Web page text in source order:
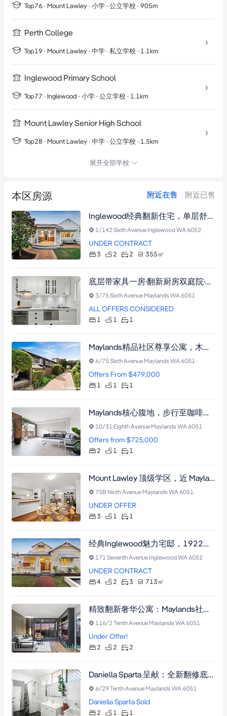
Top76 · Mount Lawley · 小学 · 公立学校 · 905m
Perth College
Top19 · Mount Lawley · 中学 · 私立学校 · 1.1km
Inglewood Primary School
Top77 · Inglewood · 小学 · 公立学校 · 1.1km
Mount Lawley Senior High School
Top28 · Mount Lawley · 中学 · 公立学校 · 1.5km
展开全部学校
本区房源 附近在售 附近已售
Inglewood经典翻新住宅，单层舒适户型，步行至Beaufort Street，私密花园与北向露台。
1/142 Sixth Avenue Inglewood WA 6052
UNDER CONTRACT
3 2 2 355 ㎡
底层带家具一房·翻新厨房双庭院·近Maylands车站商圈
3/75 Sixth Avenue Maylands WA 6051
ALL OFFERS CONSIDERED
1 1 1
Maylands精品社区尊享公寓，木地板配阳台及步入式衣帽间，毗邻田园便利生活。
6/75 Sixth Avenue Maylands WA 6051
Offers From $479,000
1 1 1
Maylands核心腹地，步行至咖啡馆与火车站，私享超大阳台，两房公寓尽显悠闲生活。
10/31 Eighth Avenue Maylands WA 6051
Offers from $725,000
2 1 1
Mount Lawley 顶级学区，近 Maylands 火车站，三卧精致居所，带顶休闲区配充裕储物空间。
75B Ninth Avenue Maylands WA 6051
UNDER OFFER
3 1 1
经典Inglewood魅力宅邸，1922年建，713㎡大地块，R30开发潜力，四卧两浴，双阳台，近Beaufort Street与名校。
171 Seventh Avenue Inglewood WA 6052
UNDER CONTRACT
4 2 3 713 ㎡
精致翻新奢华公寓：Maylands社区Unison公寓楼第六层，2房2卫套房，享市景，附尊贵设施。
116/2 Tenth Avenue Maylands WA 6051
Under Offer!
2 2 2
Daniella Sparta 呈献：全新翻修底层两房公寓，坐拥私人庭院与稳定租约至2027年，尽享便捷生活与投资回报
6/29 Tenth Avenue Maylands WA 6051
Daniella Sparta Sold
2 1 1